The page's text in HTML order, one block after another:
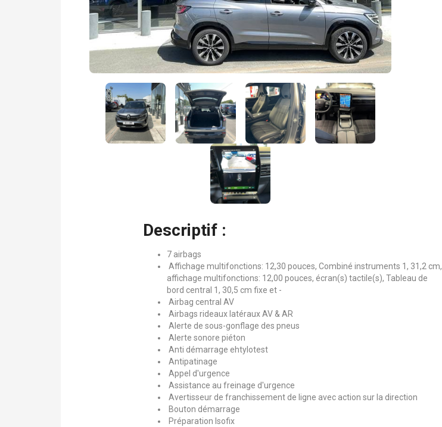
Descriptif :
7 airbags
Affichage multifonctions: 12,30 pouces, Combiné instruments 1, 31,2 cm,
affichage multifonctions: 12,00 pouces, écran(s) tactile(s), Tableau de
bord central 1, 30,5 cm fixe et -
Airbag central AV
Airbags rideaux latéraux AV & AR
Alerte de sous-gonflage des pneus
Alerte sonore piéton
Anti démarrage ehtylotest
Antipatinage
Appel d'urgence
Assistance au freinage d'urgence
Avertisseur de franchissement de ligne avec action sur la direction
Bouton démarrage
Préparation Isofix